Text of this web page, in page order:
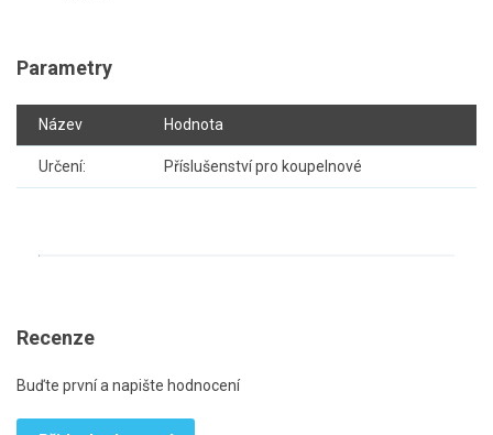
Parametry
Název Hodnota
Určení: Příslušenství pro koupelnové
Recenze
Buďte první a napište hodnocení